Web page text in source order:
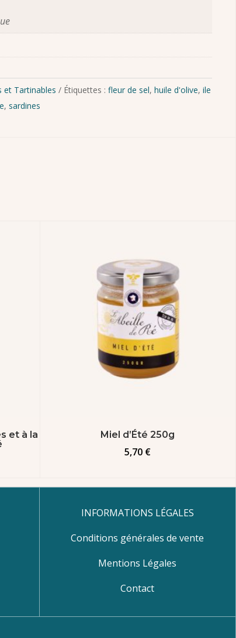
et Tartinables Étiquettes : fleur de sel, huile d'olive, ile
, sardines
et à la
Miel d’Été 250g
5,70 €
INFORMATIONS LÉGALES
Conditions générales de vente
Mentions Légales
Contact